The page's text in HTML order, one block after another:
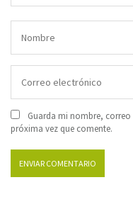
Guarda mi nombre,
próxima vez que comente.